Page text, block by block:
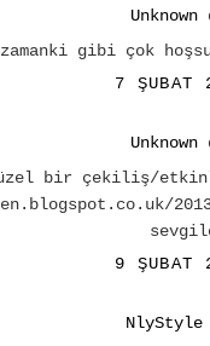
Unknown
gibi çok
7 ŞUBAT
Unknown
güzel bir çekiliş/
9 ŞUBAT
NlyStyle